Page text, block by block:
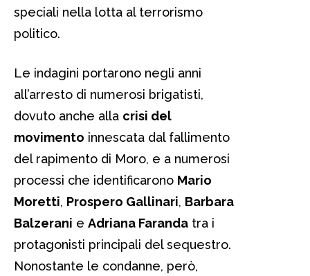
speciali nella lotta al terrorismo
politico.
Le indagini portarono negli anni
all’arresto di numerosi brigatisti,
dovuto anche alla crisi del
movimento innescata dal fallimento
del rapimento di Moro, e a numerosi
processi che identificarono Mario
Moretti, Prospero Gallinari, Barbara
Balzerani e Adriana Faranda tra i
protagonisti principali del sequestro.
Nonostante le condanne, però,